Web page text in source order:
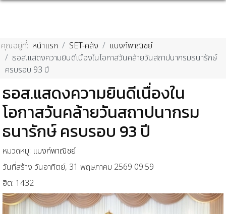
คุณอยู่ที่: หน้าแรก SET-คลัง
แบงก์พาณิชย์
ธอส.แสดงความยินดีเนื่องในโอกาสวันคล้ายวันสถาปนากรมธนารักษ์
ครบรอบ 93 ปี
ธอส.แสดงความยินดีเนื่องใน
โอกาสวันคล้ายวันสถาปนากรม
ธนารักษ์ ครบรอบ 93 ปี
หมวดหมู่: แบงก์พาณิชย์
วันที่สร้าง วันอาทิตย์, 31 พฤษภาคม 2569 09:59
ฮิต: 1432